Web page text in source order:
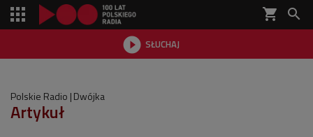
shopping_cart 
 SŁUCHAJ

Polskie Radio Dwójka
Artykuł